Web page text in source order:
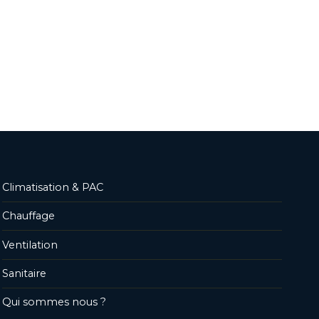
Climatisation & PAC
Chauffage
Ventilation
Sanitaire
Qui sommes nous ?